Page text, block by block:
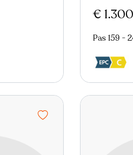
€ 1.300
Pas 159 -